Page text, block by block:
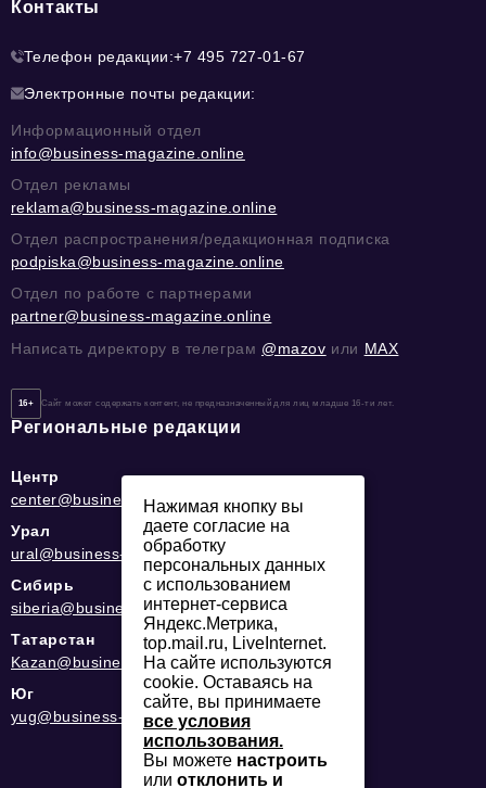
Контакты
Телефон редакции:+7 495 727-01-67
Электронные почты редакции:
Информационный отдел
info@business-magazine.online
Отдел рекламы
reklama@business-magazine.online
Отдел распространения/редакционная подписка
podpiska@business-magazine.online
Отдел по работе с партнерами
partner@business-magazine.online
Написать директору в телеграм @mazov или MAX
16+ Сайт может содержать контент, не предназначенный для лиц младше 16-ти лет.
Региональные редакции
Центр
center@business-magazine.online
Урал
ural@business-magazine.online
Сибирь
siberia@business-magazine.online
Татарстан
Kazan@business-magazine.online
Юг
yug@business-magazine.online
Нажимая кнопку вы
даете согласие на
обработку
персональных данных
с использованием
интернет-сервиса
Яндекс.Метрика,
top.mail.ru, LiveInternet.
На сайте используются
cookie. Оставаясь на
сайте, вы принимаете
все условия
использования.
Вы можете настроить
или отклонить и